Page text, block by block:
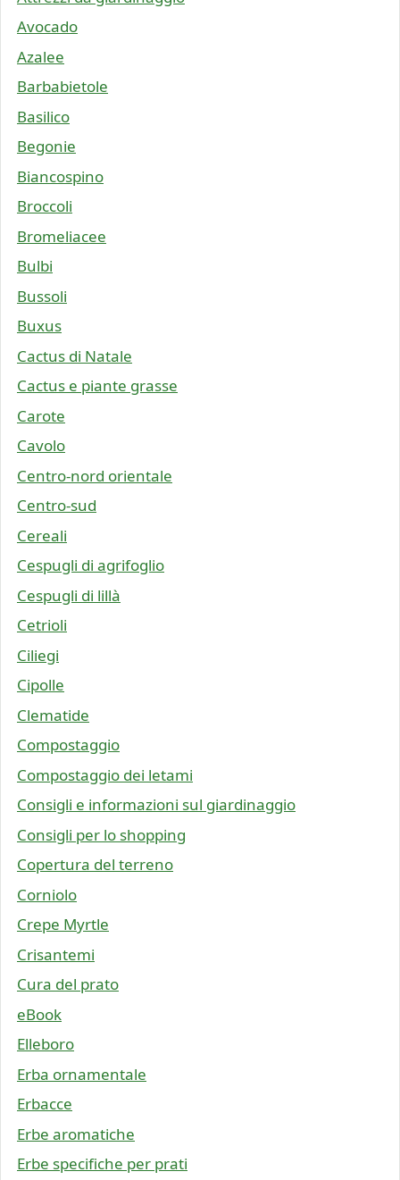
Avocado
Azalee
Barbabietole
Basilico
Begonie
Biancospino
Broccoli
Bromeliacee
Bulbi
Bussoli
Buxus
Cactus di Natale
Cactus e piante grasse
Carote
Cavolo
Centro-nord orientale
Centro-sud
Cereali
Cespugli di agrifoglio
Cespugli di lillà
Cetrioli
Ciliegi
Cipolle
Clematide
Compostaggio
Compostaggio dei letami
Consigli e informazioni sul giardinaggio
Consigli per lo shopping
Copertura del terreno
Corniolo
Crepe Myrtle
Crisantemi
Cura del prato
eBook
Elleboro
Erba ornamentale
Erbacce
Erbe aromatiche
Erbe specifiche per prati